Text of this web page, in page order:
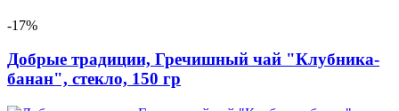
-17%
Добрые традиции, Гречишный чай "Клубника-
банан", стекло, 150 гр